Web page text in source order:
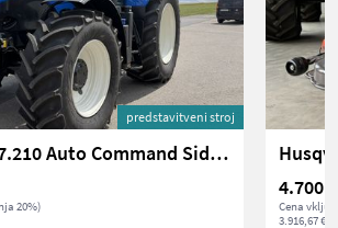
predstavitveni stroj
New Holland T7.210 Auto Command SideWinder II (Stage V)
20%)
4.700 €
Cena
3.916,67 €